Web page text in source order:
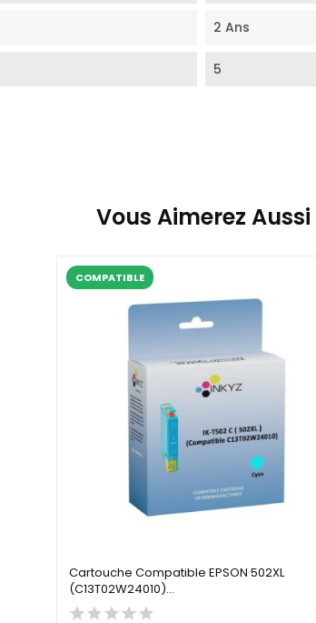
2 Ans
5
Vous Aimerez Aussi
COMPATIBLE
Cartouche Compatible EPSON 502XL
(C13T02W24010)...